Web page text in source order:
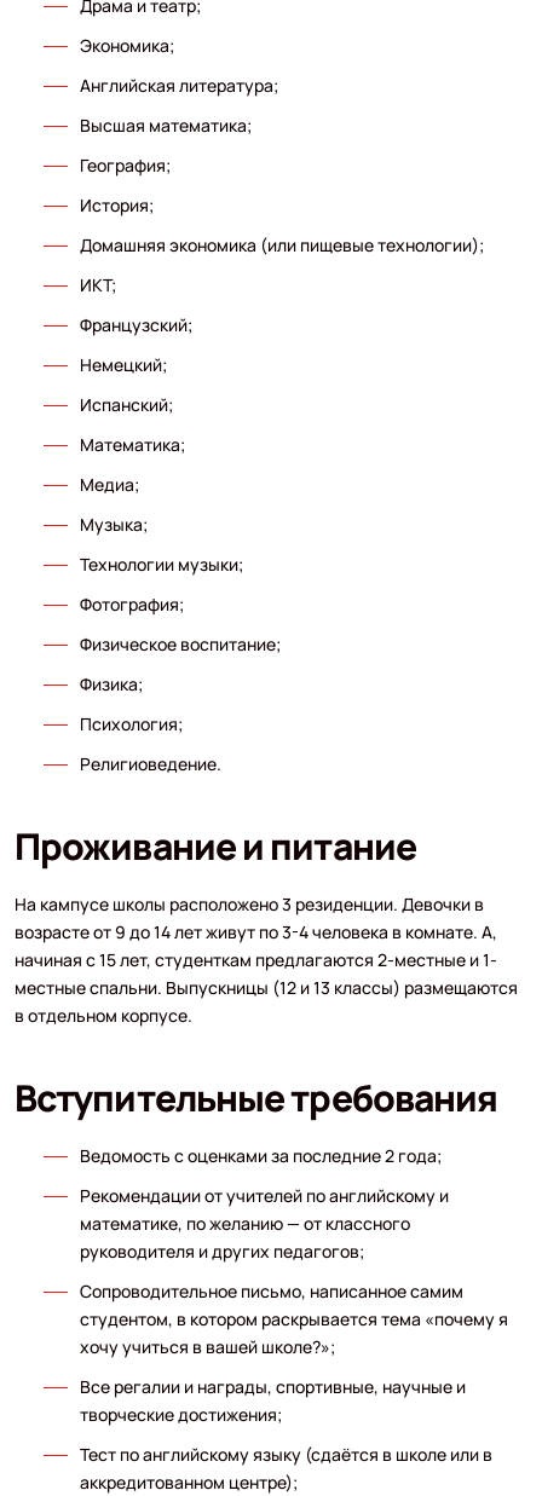
Драма и театр;
Экономика;
Английская литература;
Высшая математика;
География;
История;
Домашняя экономика (или пищевые технологии);
ИКТ;
Французский;
Немецкий;
Испанский;
Математика;
Медиа;
Музыка;
Технологии музыки;
Фотография;
Физическое воспитание;
Физика;
Психология;
Религиоведение.
Проживание и питание
На кампусе школы расположено 3 резиденции. Девочки в
возрасте от 9 до 14 лет живут по 3-4 человека в комнате. А,
начиная с 15 лет, студенткам предлагаются 2-местные и 1-
местные спальни. Выпускницы (12 и 13 классы) размещаются
в отдельном корпусе.
Вступительные требования
Ведомость с оценками за последние 2 года;
Рекомендации от учителей по английскому и
математике, по желанию — от классного
руководителя и других педагогов;
Сопроводительное письмо, написанное самим
студентом, в котором раскрывается тема «почему я
хочу учиться в вашей школе?»;
Все регалии и награды, спортивные, научные и
творческие достижения;
Тест по английскому языку (сдаётся в школе или в
аккредитованном центре);